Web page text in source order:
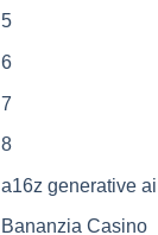
5
6
7
8
a16z generative ai
Bananzia Casino